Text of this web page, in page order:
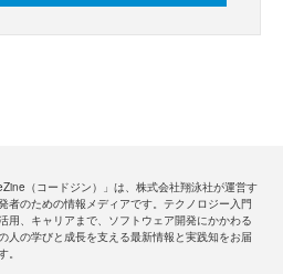
（コードジン）」は、株式会社翔泳社が運営す
者のための情報メディアです。テクノロジー入門
用、キャリアまで、ソフトウェア開発にかかわる
人の学びと成長を支える最新情報と実践知をお届
。